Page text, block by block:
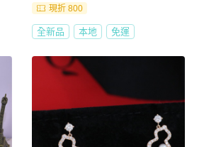
現折 800
全新品 本地 免運